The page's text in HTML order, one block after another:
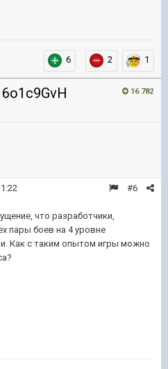
6 2 1
16 782
#6
что разработчики,
пары боев на 4 уровне
Как с таким опытом игры можно